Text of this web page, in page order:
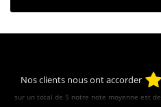
Nos clients nous ont accorder
sur un total de 5 notre note moyenne est de